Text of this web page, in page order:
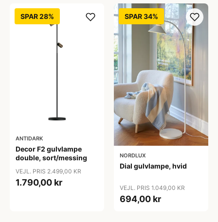
SPAR 28%
ANTIDARK
Decor F2 gulvlampe
double, sort/messing
VEJL. PRIS 2.499,00 KR
1.790,00 kr
SPAR 34%
NORDLUX
Dial gulvlampe, hvid
VEJL. PRIS 1.049,00 KR
694,00 kr